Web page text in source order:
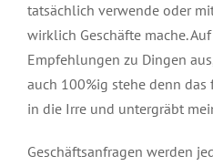
tatsächlich verwende oder
wirklich Geschäfte mache.
Empfehlungen zu Dingen
auch 100%ig stehe denn
in die Irre und untergräbt
Geschäftsanfragen werden